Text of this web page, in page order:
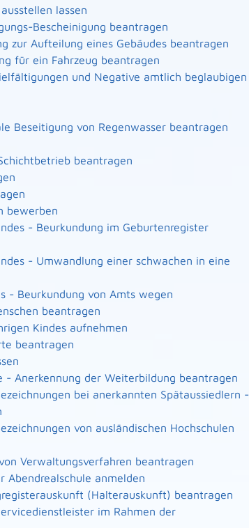
lassen
Bescheinigung beantragen
zur Aufteilung eines Gebäudes beantragen
für ein Fahrzeug beantragen
und Negative amtlich beglaubigen
Beseitigung von Regenwasser beantragen
beantragen
bewerben
- Beurkundung im Geburtenregister
- Umwandlung einer schwachen in eine
- Beurkundung von Amts wegen
beantragen
Kindes aufnehmen
beantragen
- Anerkennung der Weiterbildung beantragen
bei anerkannten Spätaussiedlern -
von ausländischen Hochschulen
Verwaltungsverfahren beantragen
Abendrealschule anmelden
(Halterauskunft) beantragen
im Rahmen der